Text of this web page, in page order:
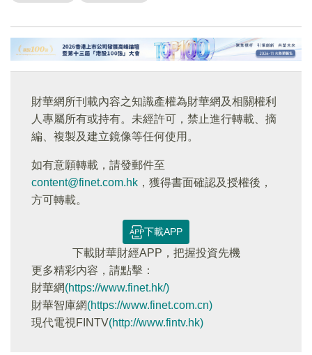
財華網所刊載內容之知識產權為財華網及相關權利
人專屬所有或持有。未經許可，禁止進行轉載、摘
編、複製及建立鏡像等任何使用。
如有意願轉載，請發郵件至
content@finet.com.hk ，獲得書面確認及授權後，
方可轉載。
下載APP
下載財華財經APP，把握投資先機
更多精彩内容，請點擊：
財華網(https://www.finet.hk/)
財華智庫網(https://www.finet.com.cn)
現代電視FINTV(http://www.fintv.hk)